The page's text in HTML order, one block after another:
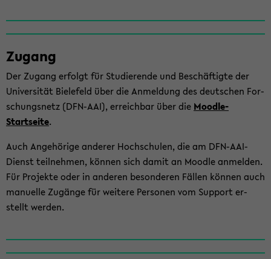
Zu­gang
Der Zu­gang er­folgt für Stu­die­ren­de und Be­schäf­tig­te der
Uni­ver­si­tät Bie­le­feld über die An­mel­dung des deut­schen For­
schungs­netz (DFN-​AAI), er­reich­bar über die Moodle-​
Startseite.
Auch An­ge­hö­ri­ge an­de­rer Hoch­schu­len, die am DFN-​AAI-
Dienst teil­neh­men, kön­nen sich damit an Mood­le an­mel­den.
Für Pro­jek­te oder in an­de­ren be­son­de­ren Fäl­len kön­nen auch
ma­nu­el­le Zu­gän­ge für wei­te­re Per­so­nen vom Sup­port er­
stellt wer­den.